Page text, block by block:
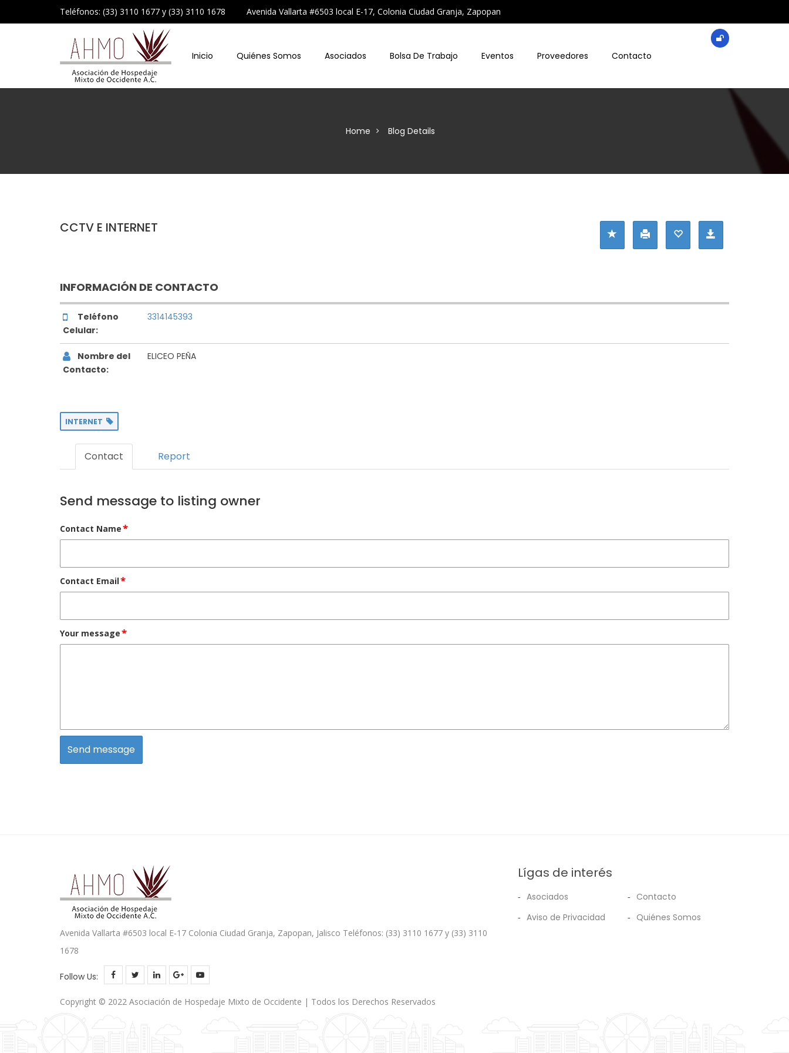
Teléfonos: (33) 3110 1677 y (33) 3110 1678 Avenida Vallarta #6503 local E-17, Colonia Ciudad Granja, Zapopan
Inicio Quiénes Somos Asociados Bolsa De Trabajo Eventos Proveedores Contacto
Home Blog Details
CCTV E INTERNET
INFORMACIÓN DE CONTACTO
Teléfono
Celular:
3314145393
Nombre del
Contacto:
ELICEO PEÑA
INTERNET
Contact Report
Send message to listing owner
Contact Name*
Contact Email*
Your message*
Avenida Vallarta #6503 local E-17 Colonia Ciudad Granja, Zapopan, Jalisco Teléfonos: (33) 3110 1677 y (33) 3110
1678
Follow Us:
Copyright © 2022 Asociación de Hospedaje Mixto de Occidente | Todos los Derechos Reservados
Lígas de interés
Asociados
Aviso de Privacidad
Contacto
Quiénes Somos